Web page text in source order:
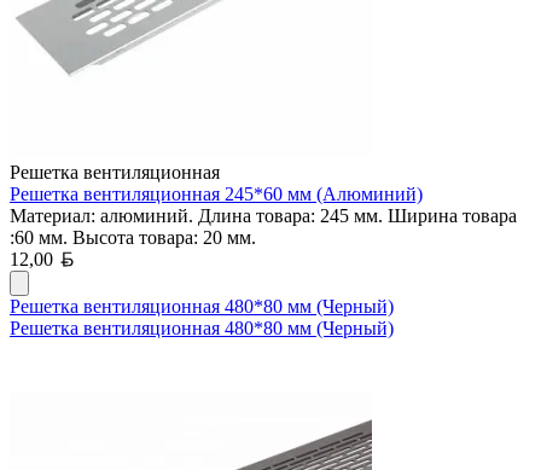
Решетка вентиляционная
Решетка вентиляционная 245*60 мм (Алюминий)
Материал: алюминий. Длина товара: 245 мм. Ширина товара
:60 мм. Высота товара: 20 мм.
12,00
Решетка вентиляционная 480*80 мм (Черный)
Решетка вентиляционная 480*80 мм (Черный)